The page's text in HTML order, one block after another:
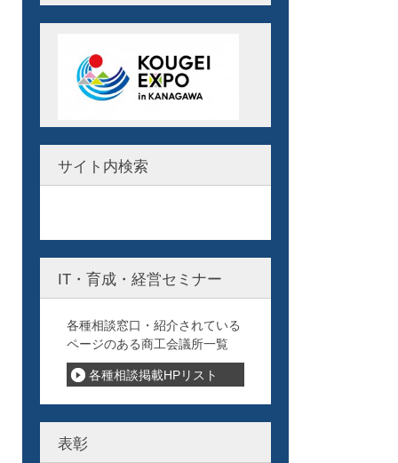
サイト内検索
IT・育成・経営セミナー
各種相談窓口・紹介されている
ページのある商工会議所一覧
各種相談掲載HPリスト
表彰